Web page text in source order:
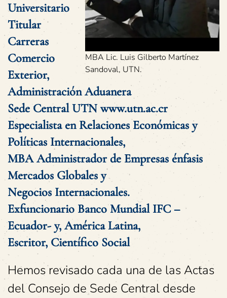
MBA Lic. Luis Gilberto Martínez
Sandoval, UTN.
Universitario
Titular
Carreras
Comercio
Exterior,
Administración Aduanera
Sede Central UTN www.utn.ac.cr
Especialista en Relaciones Económicas y
Políticas Internacionales,
MBA Administrador de Empresas énfasis
Mercados Globales y
Negocios Internacionales.
Exfuncionario Banco Mundial IFC –
Ecuador- y, América Latina,
Escritor, Científico Social
Hemos revisado cada una de las Actas
del Consejo de Sede Central desde